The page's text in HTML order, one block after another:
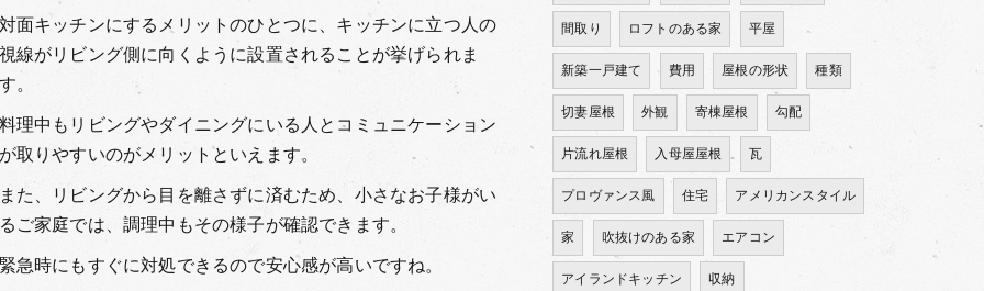
面キッチンにするメリットのひとつに、キッチンに立つ人の
線がリビング側に向くように設置されることが挙げられま
。
理中もリビングやダイニングにいる人とコミュニケーション
取りやすいのがメリットといえます。
た、リビングから目を離さずに済むため、小さなお子様がい
ご家庭では、調理中もその様子が確認できます。
急時にもすぐに対処できるので安心感が高いですね。
間取り
ロフトのある家
平屋
新築一戸建て
費用 屋根の形状
種類
切妻屋根
外観 寄棟屋根
勾配
片流れ屋根
入母屋屋根
瓦
プロヴァンス風
住宅
アメリカンスタイル
家
吹抜けのある家
エアコン
アイランドキッチン
収納